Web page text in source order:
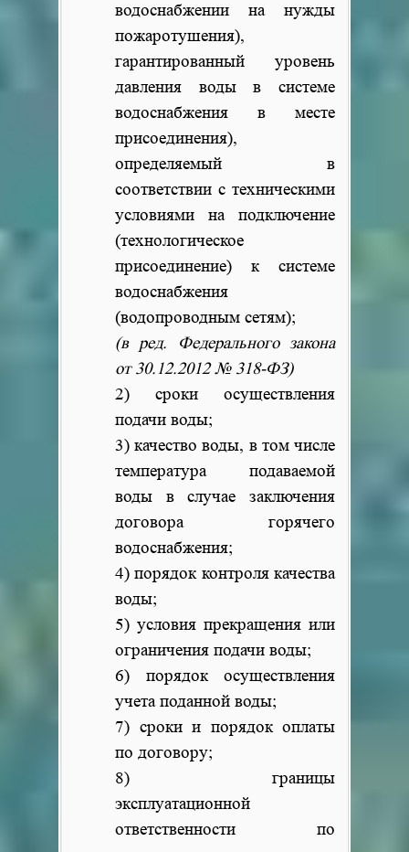
водоснабжении на нужды
пожаротушения),
гарантированный уровень
давления воды в системе
водоснабжения в месте
присоединения),
определяемый в
соответствии с техническими
условиями на подключение
(технологическое
присоединение) к системе
водоснабжения
(водопроводным сетям);
(в ред. Федерального закона
от 30.12.2012 № 318-ФЗ)
2) сроки осуществления
подачи воды;
3) качество воды, в том числе
температура подаваемой
воды в случае заключения
договора горячего
водоснабжения;
4) порядок контроля качества
воды;
5) условия прекращения или
ограничения подачи воды;
6) порядок осуществления
учета поданной воды;
7) сроки и порядок оплаты
по договору;
8) границы
эксплуатационной
ответственности по